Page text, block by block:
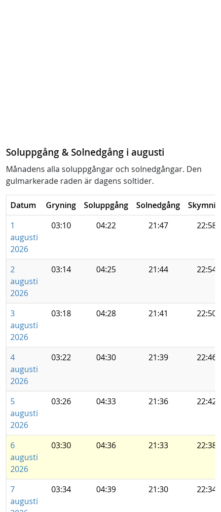
Soluppgång & Solnedgång i augusti
Månadens alla soluppgångar och solnedgångar. Den
gulmarkerade raden är dagens soltider.
Datum Gryning Soluppgång Solnedgång
1
augusti
2026
03:10 04:22 21:47 22:58
2
augusti
2026
03:14 04:25 21:44 22:54
3
augusti
2026
03:18 04:28 21:41 22:50
4
augusti
2026
03:22 04:30 21:39 22:46
5
augusti
2026
03:26 04:33 21:36 22:42
6
augusti
2026
03:30 04:36 21:33 22:38
7
augusti
03:34 04:39 21:30 22:34